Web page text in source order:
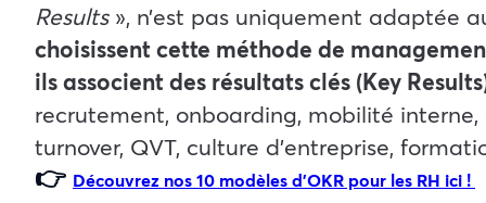
Results », n’est pas uniquement adaptée
choisissent cette méthode de
ils associent des résultats clés (Key
recrutement, onboarding, mobilité
turnover, QVT, culture d’entreprise,
👉 Découvrez nos 10 modèles d’OKR pour les RH ici !